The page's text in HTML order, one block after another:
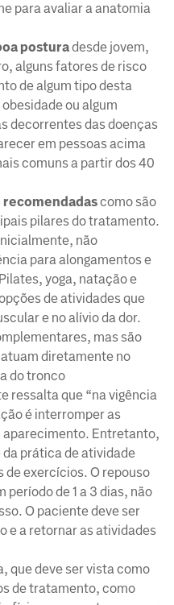
para avaliar a anatomia
posturadesde jovem,
alguns fatores de risco
de algum tipo desta
ou algum
decorrentes das doenças
em pessoas acima
comuns a partir dos 40
recomendadascomo são
pilares do tratamento.
não
para alongamentos e
yoga, natação e
de atividades que
e no alívio da dor.
mas são
diretamente no
do tronco
ressalta que “na vigência
é interromper as
aparecimento. Entretanto,
prática de atividade
exercícios. O repouso
de 1 a 3 dias, não
O paciente deve ser
e a retornar as atividades
que deve ser vista como
de tratamento, como